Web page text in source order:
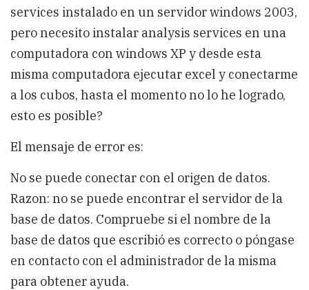
services instalado en un servidor windows 2003,
pero necesito instalar analysis services en una
computadora con windows XP y desde esta
misma computadora ejecutar excel y conectarme
a los cubos, hasta el momento no lo he logrado,
esto es posible?
El mensaje de error es:
No se puede conectar con el origen de datos.
Razon: no se puede encontrar el servidor de la
base de datos. Compruebe si el nombre de la
base de datos que escribió es correcto o póngase
en contacto con el administrador de la misma
para obtener ayuda.